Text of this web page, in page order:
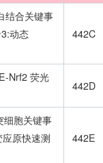
结合关键事
动态
442C
Nrf2 荧光
442D
细胞关键事
原快速测
442E